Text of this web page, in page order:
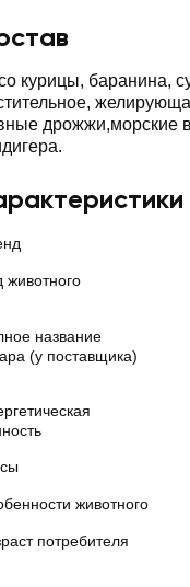
курицы, баранина,
дрожжи,морские
животного
название
(у поставщика)
животного
потребителя